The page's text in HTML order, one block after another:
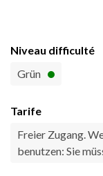
Niveau difficulté
Grün
Tarife
Freier Zugang.
benutzen: Sie